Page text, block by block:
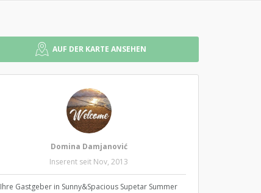
AUF DER KARTE ANSEHEN
Domina Damjanović
Inserent seit Nov, 2013
Ihre Gastgeber in Sunny&Spacious Supetar Summer